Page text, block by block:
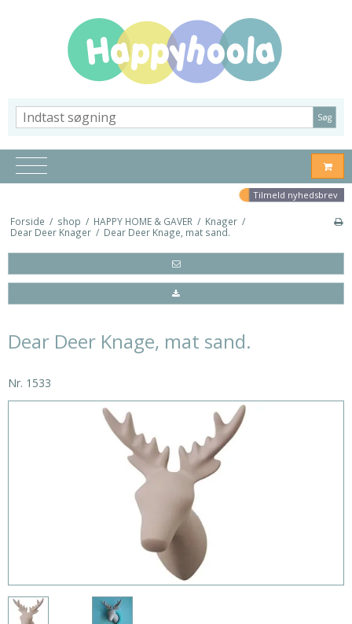
Søg
Tilmeld nyhedsbrev
Forside / shop / HAPPY HOME & GAVER / Knager /
Dear Deer Knager / Dear Deer Knage, mat sand.
Dear Deer Knage, mat sand.
Nr. 1533